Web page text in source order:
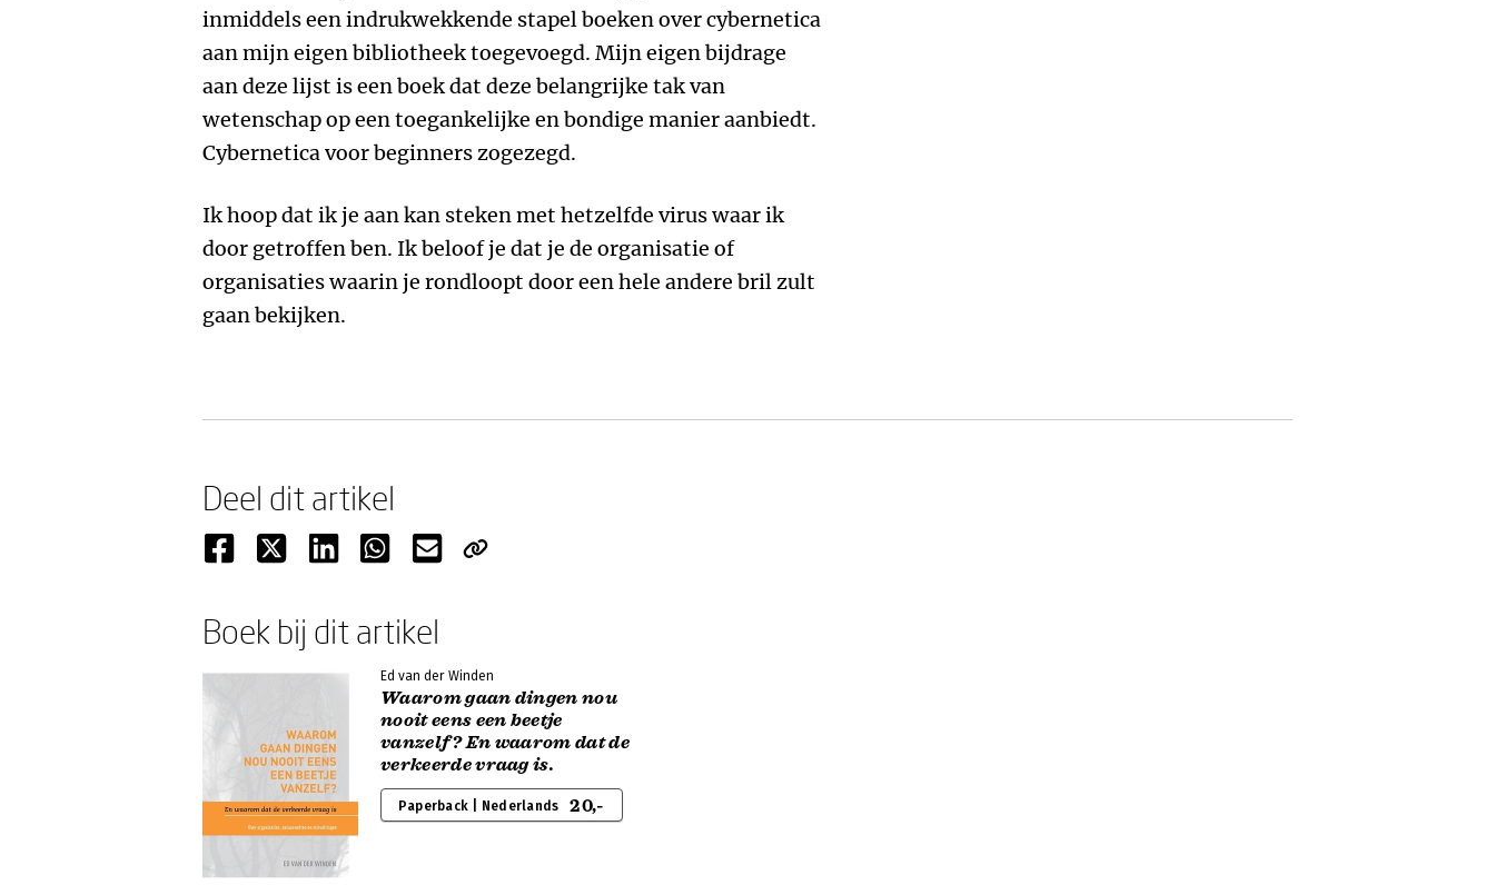
inmiddels een indrukwekkende stapel boeken over cybernetica
aan mijn eigen bibliotheek toegevoegd. Mijn eigen bijdrage
aan deze lijst is een boek dat deze belangrijke tak van
wetenschap op een toegankelijke en bondige manier aanbiedt.
Cybernetica voor beginners zogezegd.
Ik hoop dat ik je aan kan steken met hetzelfde virus waar ik
door getroffen ben. Ik beloof je dat je de organisatie of
organisaties waarin je rondloopt door een hele andere bril zult
gaan bekijken.
Deel dit artikel
Boek bij dit artikel
Ed van der Winden
Waarom gaan dingen nou
nooit eens een beetje
vanzelf? En waarom dat de
verkeerde vraag is.
Paperback | Nederlands 20,-